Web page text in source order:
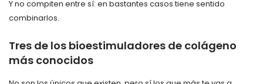
Y no compiten entre sí: en bastantes casos tiene sentido
combinarlos.
Tres de los bioestimuladores de colágeno
más conocidos